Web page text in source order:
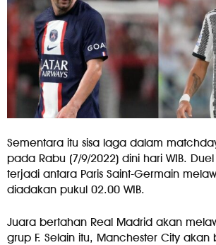
Sementara itu sisa laga dalam
pada Rabu (7/9/2022) dini hari WIB.
terjadi antara Paris Saint-Germain
diadakan pukul 02.00 WIB.
Juara bertahan Real Madrid akan
grup F. Selain itu, Manchester City